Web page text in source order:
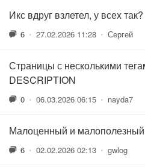
Икс вдруг взлетел, у всех так?
6 • 27.02.2026 11:28 • Сергей
Страницы с несколькими
DESCRIPTION
0 • 06.03.2026 06:15 • nayda7
Малоценный и малополезный
6 • 02.02.2026 02:13 • gwlog